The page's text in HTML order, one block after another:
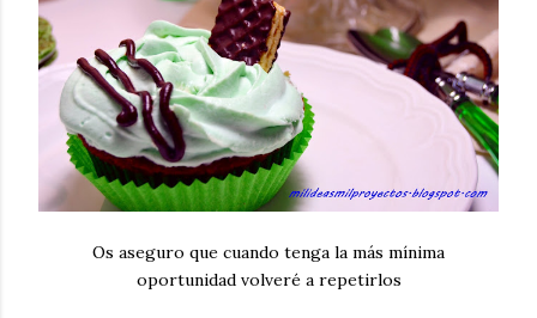
Os aseguro que cuando tenga la más mínima
oportunidad volveré a repetirlos